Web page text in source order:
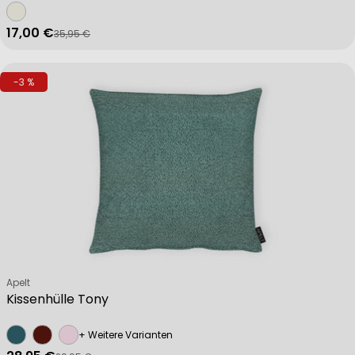
Verkaufspreis
17,00 €
Regulärer Preis
35,95 €
-3 %
Kissenhülle Tony
Verkäufer:
Apelt
+ Weitere Varianten